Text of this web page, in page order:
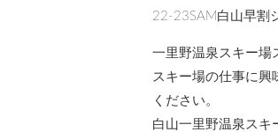
22-23SAM白山早割
一里野温泉スキー場
スキー場の仕事に興
ください。
白山一里野温泉ス